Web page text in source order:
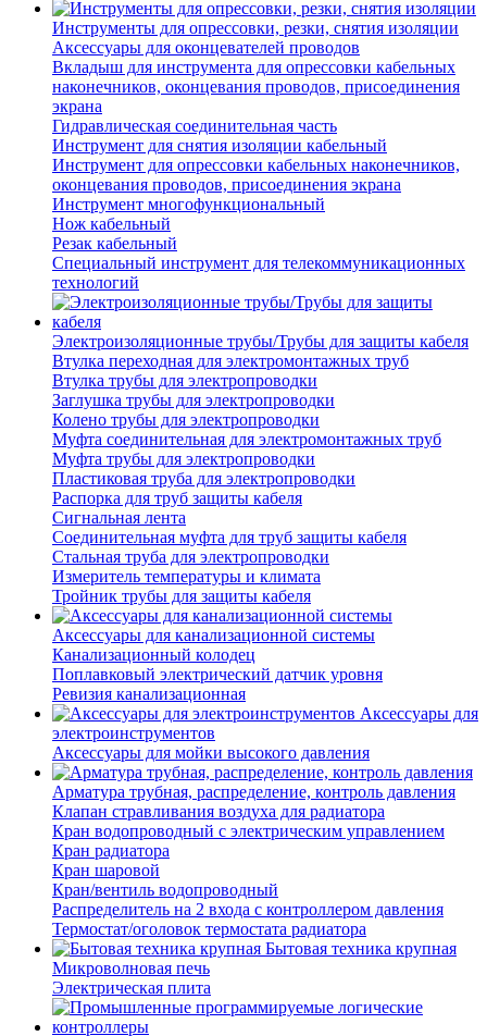
Инструменты для опрессовки, резки, снятия изоляции
Аксессуары для оконцевателей проводов
Вкладыш для инструмента для опрессовки кабельных
наконечников, оконцевания проводов, присоединения
экрана
Гидравлическая соединительная часть
Инструмент для снятия изоляции кабельный
Инструмент для опрессовки кабельных наконечников,
оконцевания проводов, присоединения экрана
Инструмент многофункциональный
Нож кабельный
Резак кабельный
Специальный инструмент для телекоммуникационных
технологий
Электроизоляционные трубы/Трубы для защиты кабеля
Втулка переходная для электромонтажных труб
Втулка трубы для электропроводки
Заглушка трубы для электропроводки
Колено трубы для электропроводки
Муфта соединительная для электромонтажных труб
Муфта трубы для электропроводки
Пластиковая труба для электропроводки
Распорка для труб защиты кабеля
Сигнальная лента
Соединительная муфта для труб защиты кабеля
Стальная труба для электропроводки
Измеритель температуры и климата
Тройник трубы для защиты кабеля
Аксессуары для канализационной системы
Канализационный колодец
Поплавковый электрический датчик уровня
Ревизия канализационная
Аксессуары для
электроинструментов
Аксессуары для мойки высокого давления
Арматура трубная, распределение, контроль давления
Клапан стравливания воздуха для радиатора
Кран водопроводный с электрическим управлением
Кран радиатора
Кран шаровой
Кран/вентиль водопроводный
Распределитель на 2 входа с контроллером давления
Термостат/оголовок термостата радиатора
Бытовая техника крупная
Микроволновая печь
Электрическая плита